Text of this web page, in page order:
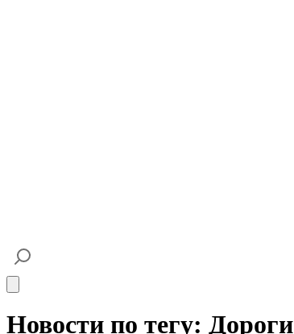
Новости по тегу: Дороги